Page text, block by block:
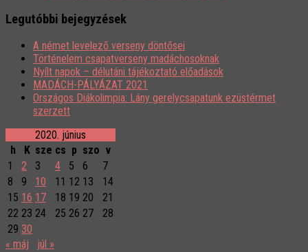
Legutóbbi bejegyzések
A német levelező verseny döntősei
Történelem csapatverseny madáchosoknak
Nyílt napok – délutáni tájékoztató előadások
MADÁCH-PÁLYÁZAT 2021
Országos Diákolimpia: Lány gerelycsapatunk ezüstérmet
szerzett
2020. június
h
K sze cs p szo v
1
2 3 4 5 6
7
8
9 10 11 12 13
14
15 16 17 18 19 20
21
22 23 24 25 26 27
28
29 30
« máj
júl »